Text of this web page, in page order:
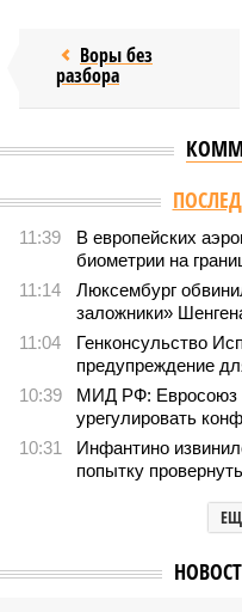
Воры без
разбора
11:39
В европейских
биометрии на
11:14
Люксембург
заложники»
11:04
Генконсульство
предупреждение
10:39
МИД РФ: Евросоюз
урегулировать
10:31
Инфантино
попытку